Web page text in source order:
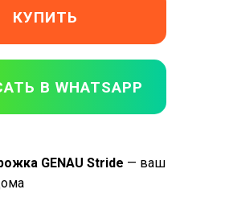
GENAU Stride — ваш
КУПИТЬ
В WHATSAPP